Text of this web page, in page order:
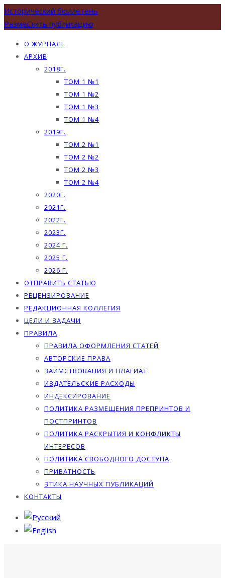
Исторический бюллетень
Разместить публикацию
О ЖУРНАЛЕ
АРХИВ
2018Г.
ТОМ 1 №1
ТОМ 1 №2
ТОМ 1 №3
ТОМ 1 №4
2019Г.
ТОМ 2 №1
ТОМ 2 №2
ТОМ 2 №3
ТОМ 2 №4
2020Г.
2021Г.
2022Г.
2023Г.
2024 Г.
2025 Г.
2026 Г.
ОТПРАВИТЬ СТАТЬЮ
РЕЦЕНЗИРОВАНИЕ
РЕДАКЦИОННАЯ КОЛЛЕГИЯ
ЦЕЛИ И ЗАДАЧИ
ПРАВИЛА
ПРАВИЛА ОФОРМЛЕНИЯ СТАТЕЙ
АВТОРСКИЕ ПРАВА
ЗАИМСТВОВАНИЯ И ПЛАГИАТ
ИЗДАТЕЛЬСКИЕ РАСХОДЫ
ИНДЕКСИРОВАНИЕ
ПОЛИТИКА РАЗМЕЩЕНИЯ ПРЕПРИНТОВ И
ПОСТПРИНТОВ
ПОЛИТИКА РАСКРЫТИЯ И КОНФЛИКТЫ
ИНТЕРЕСОВ
ПОЛИТИКА СВОБОДНОГО ДОСТУПА
ПРИВАТНОСТЬ
ЭТИКА НАУЧНЫХ ПУБЛИКАЦИЙ
КОНТАКТЫ